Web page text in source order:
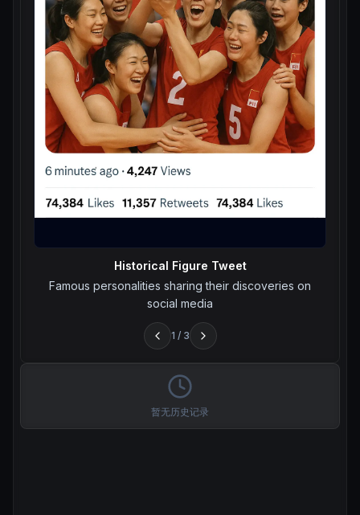
Historical Figure Tweet
Famous personalities sharing their discoveries on
social media
1 / 3
暂无历史记录